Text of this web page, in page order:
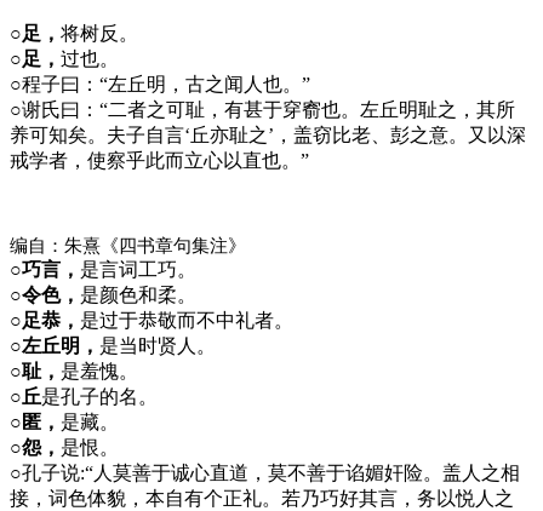
○足， 将树反。
○足， 过也。
○程子曰：“左丘明，古之闻人也。”
○谢氏曰：“二者之可耻，有甚于穿窬也。左丘明耻之，其所
养可知矣。夫子自言‘丘亦耻之’，盖窃比老、彭之意。又以深
戒学者，使察乎此而立心以直也。”
编自：朱熹《四书章句集注》
○巧言， 是言词工巧。
○令色， 是颜色和柔。
○足恭， 是过于恭敬而不中礼者。
○左丘明， 是当时贤人。
○耻， 是羞愧。
○丘是孔子的名。
○匿， 是藏。
○怨， 是恨。
○孔子说:“人莫善于诚心直道，莫不善于谄媚奸险。盖人之相
接，词色体貌，本自有个正礼。若乃巧好其言，务以悦人之